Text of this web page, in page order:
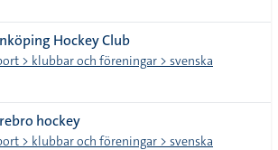
Hockey Club
> klubbar och föreningar > svenska
hockey
> klubbar och föreningar > svenska